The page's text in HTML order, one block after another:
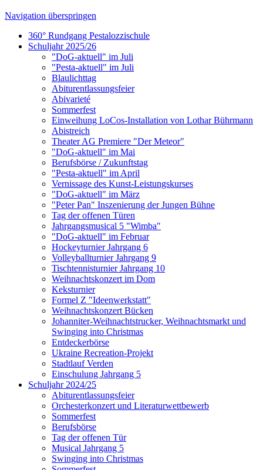
Navigation überspringen
360° Rundgang Pestalozzischule
Schuljahr 2025/26
"DoG-aktuell" im Juli
"Pesta-aktuell" im Juli
Blaulichttag
Abiturentlassungsfeier
Abivarieté
Sommerfest
Einweihung LoCos-Installation von Lothar Bührmann
Abistreich
Theater AG Premiere "Der Meteor"
"DoG-aktuell" im Mai
Berufsbörse / Zukunftstag
"Pesta-aktuell" im April
Vernissage des Kunst-Leistungskurses
"DoG-aktuell" im März
"Peter Pan" Inszenierung der Jungen Bühne
Tag der offenen Türen
Jahrgangsmusical 5 "Wimba"
"DoG-aktuell" im Februar
Hockeyturnier Jahrgang 6
Volleyballturnier Jahrgang 9
Tischtennisturnier Jahrgang 10
Weihnachtskonzert im Dom
Keksturnier
Formel Z "Ideenwerkstatt"
Weihnachtskonzert Bücken
Johanniter-Weihnachtstrucker, Weihnachtsmarkt und
Swinging into Christmas
Entdeckerbörse
Ukraine Recreation-Projekt
Stadtlauf Verden
Einschulung Jahrgang 5
Schuljahr 2024/25
Abiturentlassungsfeier
Orchesterkonzert und Literaturwettbewerb
Sommerfest
Berufsbörse
Tag der offenen Tür
Musical Jahrgang 5
Swinging into Christmas